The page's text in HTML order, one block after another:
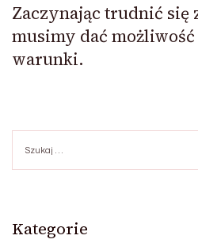
Zaczynając trudnić się
musimy dać
warunki.
Kategorie